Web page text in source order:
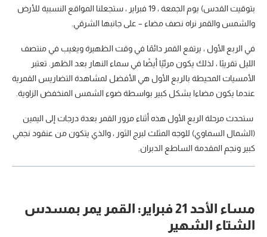
بتوقيت القدس) يوم الجمعة ، 19 فبراير ، ستجعلنا المواقع النسبية للأرض
والشمس والقمر نراه نصف مضاء – على جانبها الشرقي.
في الربع الأول ، يرتفع القمر دائمًا في وقت الظهيرة ويغيب في منتصف
الليل تقريبًا ، لذلك يكون مرئيًا أيضًا في سماء النهار بعد الظهر. تعتبر
الأمسيات المحيطة بالربع الأول هي الأفضل لمشاهدة التضاريس القمرية
عندما يكون مضاءا بشكل كبير بواسطة ضوء الشمس المنخفض الزاوية.
ستحدث مرحلة الربع الأول هذه أثناء مرور القمر بعدة درجات إلى اليمين
(الشمال السماوي) للوجه المثلث لبرج الثور ، والذي يتكون من عنقود نجمي
كبير ونجم المقدمة الساطع الدبران.
مساء الأحد 21 فبراير: القمر يمر بمسدس
الشتاء الشهير